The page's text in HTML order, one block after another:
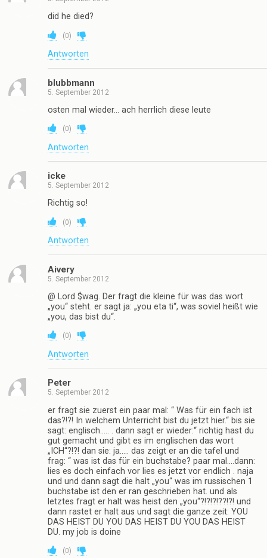
did he died?
(0)
Antworten
blubbmann
5. September 2012
osten mal wieder… ach herrlich diese leute
(0)
Antworten
icke
5. September 2012
Richtig so!
(0)
Antworten
Aivery
5. September 2012
@ Lord $wag. Der fragt die kleine für was das wort
„you“ steht. er sagt ja: „you eta ti“, was soviel heißt wie
„you, das bist du“.
(0)
Antworten
Peter
5. September 2012
er fragt sie zuerst ein paar mal: “ Was für ein fach ist
das?!?! In welchem Unterricht bist du jetzt hier.“ bis sie
sagt: englisch….. . dann sagt er wieder:“ richtig hast du
gut gemacht und gibt es im englischen das wort
„ICH“?!?! dan sie: ja….. das zeigt er an die tafel und
frag: “ was ist das für ein buchstabe? paar mal….dann:
lies es doch einfach vor lies es jetzt vor endlich . naja
und und dann sagt die halt „you“ was im russischen 1
buchstabe ist den er ran geschrieben hat. und als
letztes fragt er halt was heist den „you“?!?!?!??!?! und
dann rastet er halt aus und sagt die ganze zeit: YOU
DAS HEIST DU YOU DAS HEIST DU YOU DAS HEIST
DU. my job is doine
(0)